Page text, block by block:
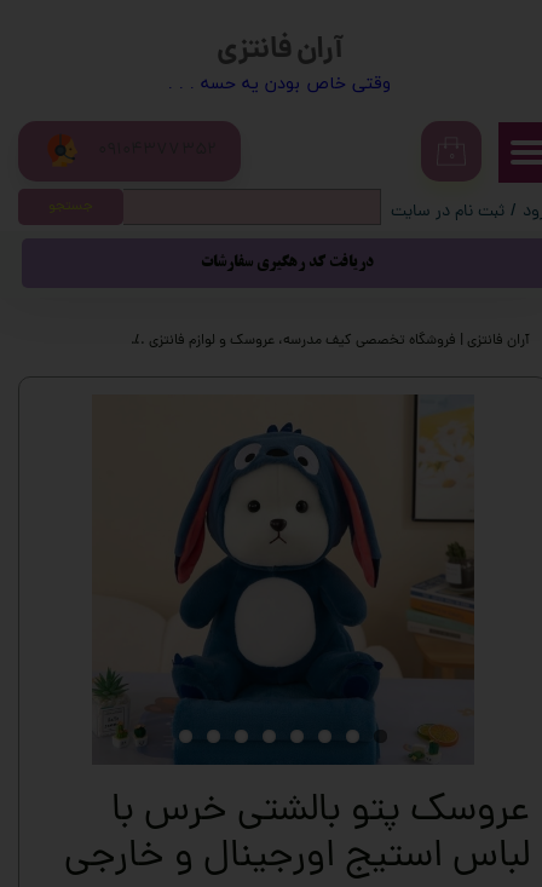
آران فانتزی
​​وقتی خاص بودن یه حسه . . .
/ ثبت نام در سایت
سفارشات
خروج از حساب کاربری
دریافت کد رهگیری سفارشات
جستجو
آران فانتزی | فروشگاه تخصصی کیف مدرسه، عروسک و لوازم فانتزی
عروسک پتو بالشتی خرس با
لباس استیج اورجینال و خارجی